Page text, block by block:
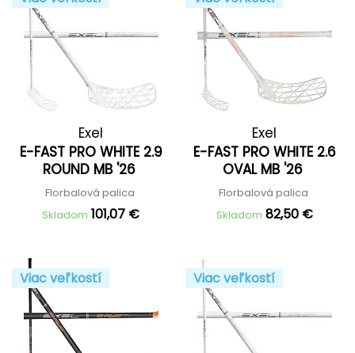
Exel
E-FAST PRO WHITE 2.9
ROUND MB '26
Florbalová palica
Skladom 101,07 €
Exel
E-FAST PRO WHITE 2.6
OVAL MB '26
Florbalová palica
Skladom 82,50 €
Viac veľkostí Viac veľkostí